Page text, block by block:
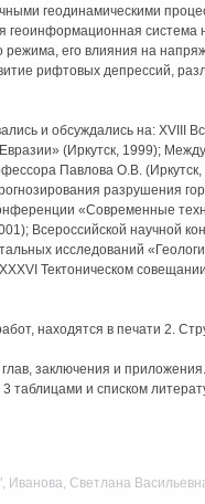
геодинамическими
геоинформационная
его влияния на
рифтовых депрессий,
и обсуждались на: XVIII
(Иркутск, 1999);
Павлова О.В.
разрушения
«Современные
Всероссийской научной
исследований
Тектоническом
находятся в печати 2.
заключения и
таблицами и списком
Иванова, Светлана